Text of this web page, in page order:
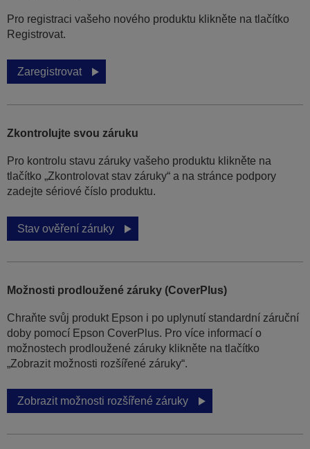
Pro registraci vašeho nového produktu klikněte na tlačítko
Registrovat.
Zaregistrovat
Zkontrolujte svou záruku
Pro kontrolu stavu záruky vašeho produktu klikněte na
tlačítko „Zkontrolovat stav záruky“ a na stránce podpory
zadejte sériové číslo produktu.
Stav ověření záruky
Možnosti prodloužené záruky (CoverPlus)
Chraňte svůj produkt Epson i po uplynutí standardní záruční
doby pomocí Epson CoverPlus. Pro více informací o
možnostech prodloužené záruky klikněte na tlačítko
„Zobrazit možnosti rozšířené záruky“.
Zobrazit možnosti rozšířené záruky